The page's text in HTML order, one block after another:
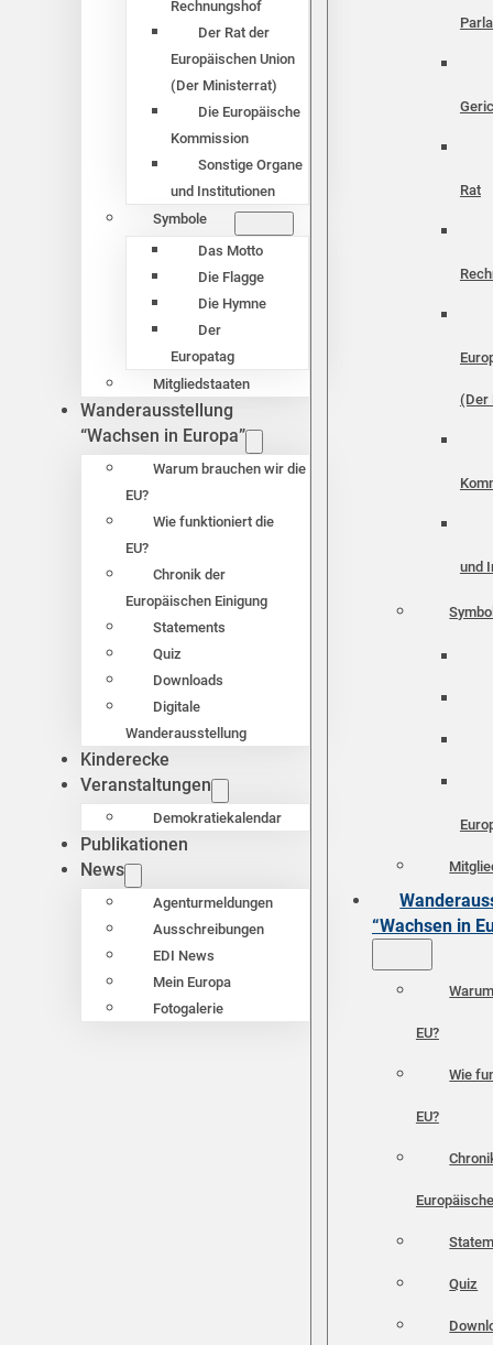
Rechnungshof
Der Rat der
Europäischen Union
(Der Ministerrat)
Die Europäische
Kommission
Sonstige Organe
und Institutionen
Symbole
Das Motto
Die Flagge
Die Hymne
Der
Europatag
Mitgliedstaaten
Wanderausstellung
“Wachsen in Europa”
Warum brauchen wir die
EU?
Wie funktioniert die
EU?
Chronik der
Europäischen Einigung
Statements
Quiz
Downloads
Digitale
Wanderausstellung
Kinderecke
Veranstaltungen
Demokratiekalendar
Publikationen
News
Agenturmeldungen
Ausschreibungen
EDI News
Mein Europa
Fotogalerie
Rat
(Der
und
“Wachsen in
EU?
Wie
EU?
Quiz